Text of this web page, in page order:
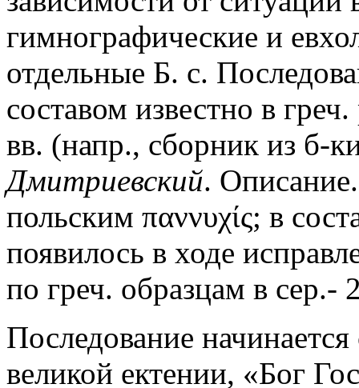
гимнографические и
отдельные Б. с.
составом известно в
вв. (напр., сборник из б-
Дмитриевский.
польским παννυχίς; в
появилось в ходе
по греч. образцам в
Последование
великой ектении, «Бог